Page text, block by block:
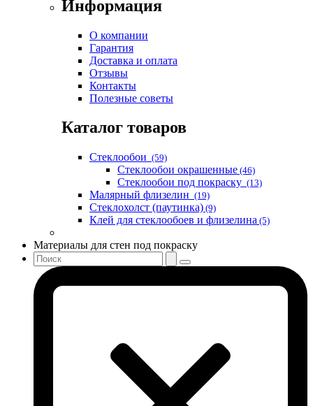
Информация
О компании
Гарантия
Доставка и оплата
Отзывы
Контакты
Полезные советы
Каталог товаров
Стеклообои (59)
Стеклообои окрашенные (46)
Стеклообои под покраску (13)
Малярный флизелин (19)
Стеклохолст (паутинка) (9)
Клей для стеклообоев и флизелина (5)
Материалы для стен под покраску